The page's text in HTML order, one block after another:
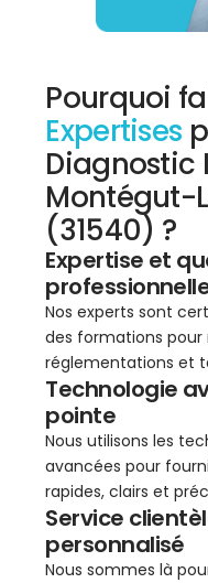
Pourquoi
Expertises
Diagnostic
Montégut-
(31540) ?
Expertise et
Nos experts sont
des formations pour
réglementations et
Technologie
pointe
Nous utilisons les
avancées pour
rapides, clairs et
Service
personnalisé
Nous sommes là